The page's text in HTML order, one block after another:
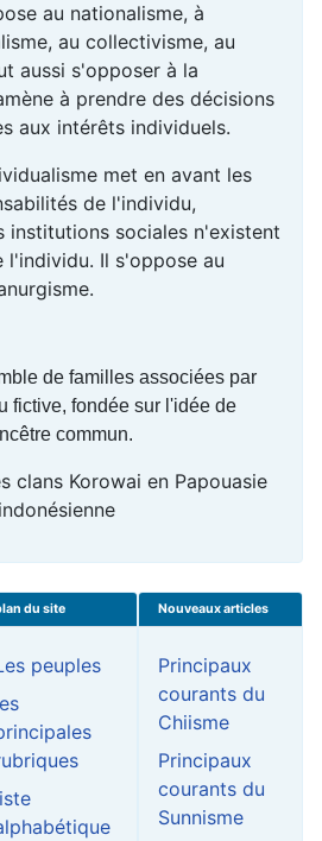
au nationalisme, à
au collectivisme, au
aussi s'opposer à la
à prendre des décisions
aux intérêts individuels.
met en avant les
de l'individu,
institutions sociales n'existent
l'individu. Il s'oppose au
de familles associées par
fictive, fondée sur l'idée de
commun.
clans Korowai en Papouasie
indonésienne
du site
peuples
Nouveaux articles
Principaux
courants du
Chiisme
Principaux
courants du
Sunnisme